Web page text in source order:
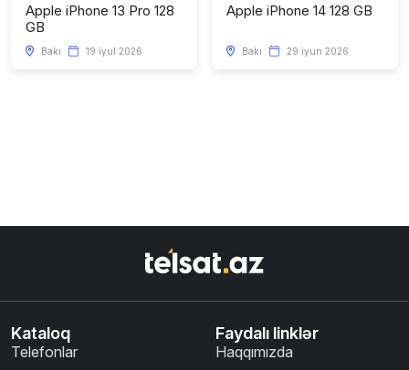
Apple iPhone 13 Pro 128
GB
Bakı 19 iyul 2026
Apple iPhone 14 128 GB
Bakı 29 iyun 2026
Kataloq
Telefonlar
Faydalı linklər
Haqqımızda